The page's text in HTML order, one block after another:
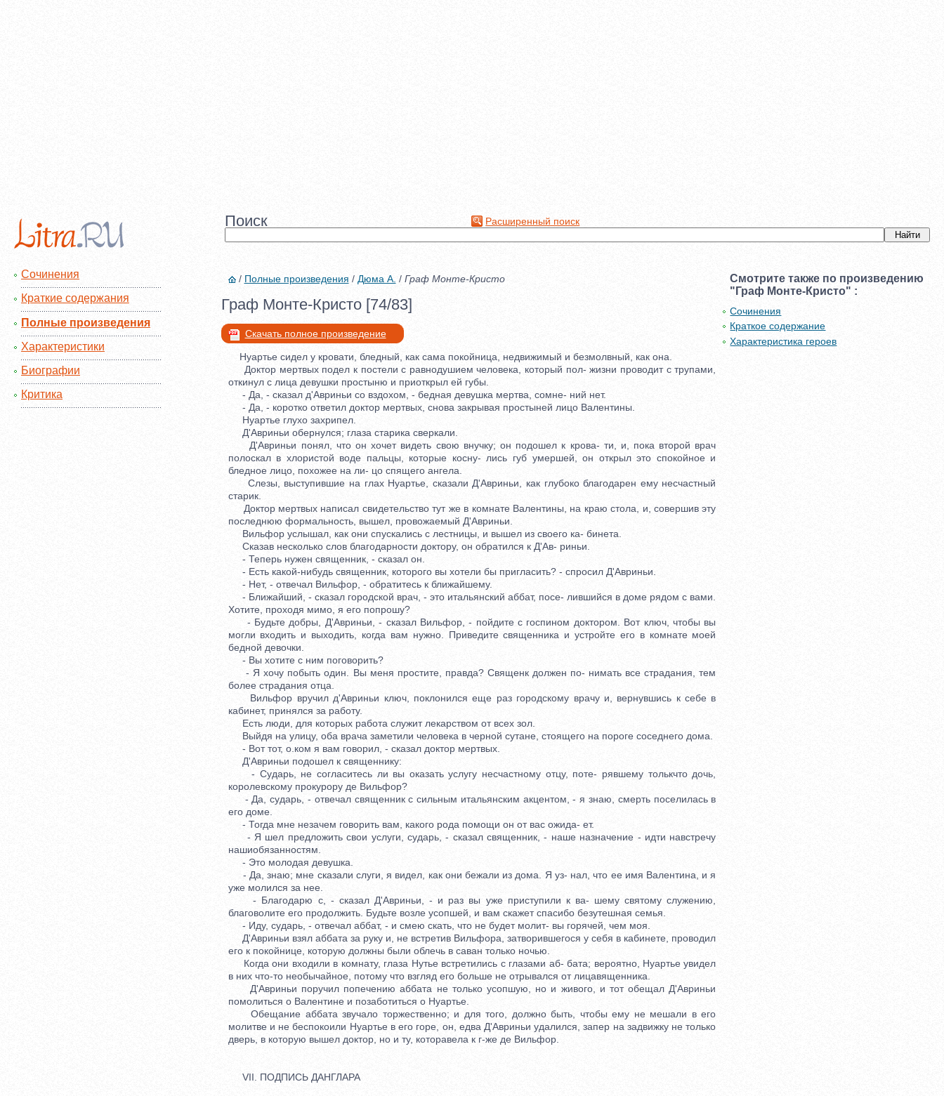
Поиск Расширенный поиск
Сочинения
Краткие содержания
Полные произведения
Характеристики
Биографии
Критика
/ Полные произведения / Дюма А. / Граф Монте-Кристо
Граф Монте-Кристо [74/83]
Скачать полное произведение
Нуартье сидел у кровати, бледный, как сама покойница, недвижимый и безмолвный, как она.
Доктор мертвых подел к постели с равнодушием человека, который пол- жизни проводит с трупами,
откинул с лица девушки простыню и приоткрыл ей губы.
- Да, - сказал д'Авриньи со вздохом, - бедная девушка мертва, сомне- ний нет.
- Да, - коротко ответил доктор мертвых, снова закрывая простыней лицо Валентины.
Нуартье глухо захрипел.
Д'Авриньи обернулся; глаза старика сверкали.
Д'Авриньи понял, что он хочет видеть свою внучку; он подошел к крова- ти, и, пока второй врач
полоскал в хлористой воде пальцы, которые косну- лись губ умершей, он открыл это спокойное и
бледное лицо, похожее на ли- цо спящего ангела.
Слезы, выступившие на глах Нуартье, сказали Д'Авриньи, как глубоко благодарен ему несчастный
старик.
Доктор мертвых написал свидетельство тут же в комнате Валентины, на краю стола, и, совершив эту
последнюю формальность, вышел, провожаемый Д'Авриньи.
Вильфор услышал, как они спускались с лестницы, и вышел из своего ка- бинета.
Сказав несколько слов благодарности доктору, он обратился к Д'Ав- риньи.
- Теперь нужен священник, - сказал он.
- Есть какой-нибудь священник, которого вы хотели бы пригласить? - спросил Д'Авриньи.
- Нет, - отвечал Вильфор, - обратитесь к ближайшему.
- Ближайший, - сказал городской врач, - это итальянский аббат, посе- лившийся в доме рядом с вами.
Хотите, проходя мимо, я его попрошу?
- Будьте добры, Д'Авриньи, - сказал Вильфор, - пойдите с госпином доктором. Вот ключ, чтобы вы
могли входить и выходить, когда вам нужно. Приведите священника и устройте его в комнате моей
бедной девочки.
- Вы хотите с ним поговорить?
- Я хочу побыть один. Вы меня простите, правда? Священк должен по- нимать все страдания, тем
более страдания отца.
Вильфор вручил д'Авриньи ключ, поклонился еще раз городскому врачу и, вернувшись к себе в
кабинет, принялся за работу.
Есть люди, для которых работа служит лекарством от всех зол.
Выйдя на улицу, оба врача заметили человека в черной сутане, стоящего на пороге соседнего дома.
- Вот тот, о.ком я вам говорил, - сказал доктор мертвых.
Д'Авриньи подошел к священнику:
- Сударь, не согласитесь ли вы оказать услугу несчастному отцу, поте- рявшему толькчто дочь,
королевскому прокурору де Вильфор?
- Да, сударь, - отвечал священник с сильным итальянским акцентом, - я знаю, смерть поселилась в
его доме.
- Тогда мне незачем говорить вам, какого рода помощи он от вас ожида- ет.
- Я шел предложить свои услуги, сударь, - сказал священник, - наше назначение - идти навстречу
нашиобязанностям.
- Это молодая девушка.
- Да, знаю; мне сказали слуги, я видел, как они бежали из дома. Я уз- нал, что ее имя Валентина, и я
уже молился за нее.
- Благодарю с, - сказал Д'Авриньи, - и раз вы уже приступили к ва- шему святому служению,
благоволите его продолжить. Будьте возле усопшей, и вам скажет спасибо безутешная семья.
- Иду, сударь, - отвечал аббат, - и смею скать, что не будет молит- вы горячей, чем моя.
Д'Авриньи взял аббата за руку и, не встретив Вильфора, затворившегося у себя в кабинете, проводил
его к покойнице, которую должны были облечь в саван только ночью.
Когда они входили в комнату, глаза Нутье встретились с глазами аб- бата; вероятно, Нуартье увидел
в них что-то необычайное, потому что взгляд его больше не отрывался от лицавященника.
Д'Авриньи поручил попечению аббата не только усопшую, но и живого, и тот обещал Д'Авриньи
помолиться о Валентине и позаботиться о Нуартье.
Обещание аббата звучало торжественно; и для того, должно быть, чтобы ему не мешали в его
молитве и не беспокоили Нуартье в его горе, он, едва Д'Авриньи удалился, запер на задвижку не только
дверь, в которую вышел доктор, но и ту, которавела к г-же де Вильфор.
VII. ПОДПИСЬ ДАНГЛАРА
Смотрите также по произведению
"Граф Монте-Кристо" :
Сочинения
Краткое содержание
Характеристика героев